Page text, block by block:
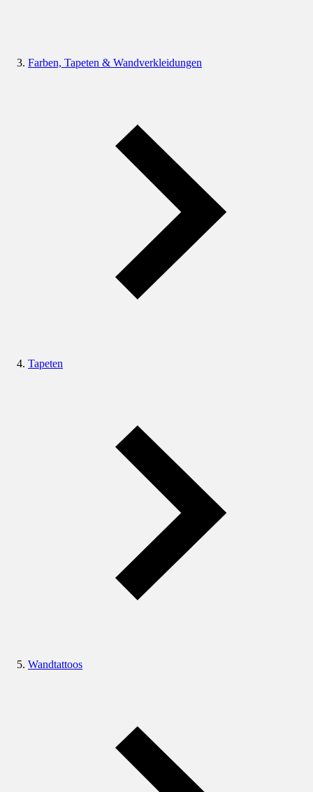
Farben, Tapeten & Wandverkleidungen
Tapeten
Wandtattoos